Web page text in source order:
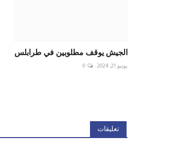
الجيش يوقف مطلوبين في طرابلس
يونيو 21, 2024 0
تعليقات